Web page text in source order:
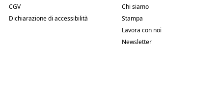
CGV
Dichiarazione di accessibilità
Chi siamo
Stampa
Lavora con noi
Newsletter